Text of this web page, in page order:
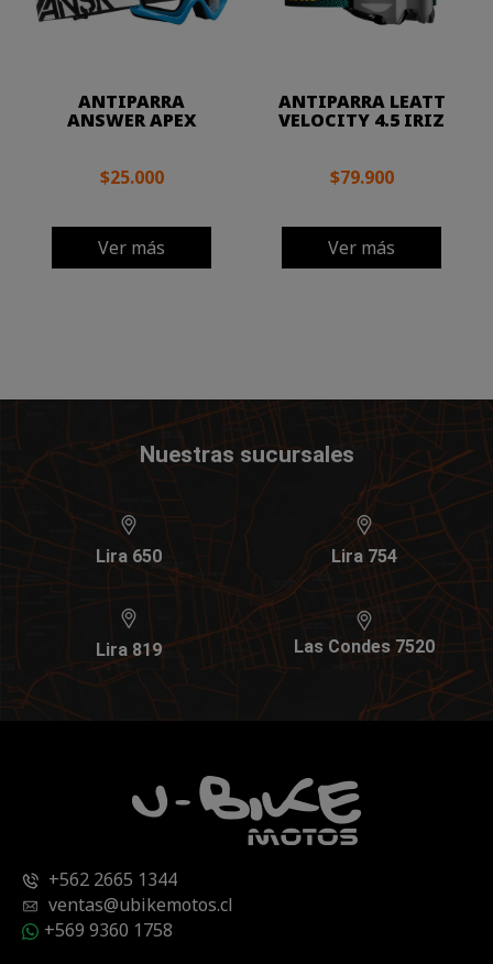
ANTIPARRA
ANSWER APEX
$25.000
Ver más
ANTIPARRA LEATT
VELOCITY 4.5 IRIZ
$79.900
Ver más
Nuestras sucursales
Lira 650 Lira 754
Lira 819 Las Condes 7520
+562 2665 1344
ventas@ubikemotos.cl
+569 9360 1758